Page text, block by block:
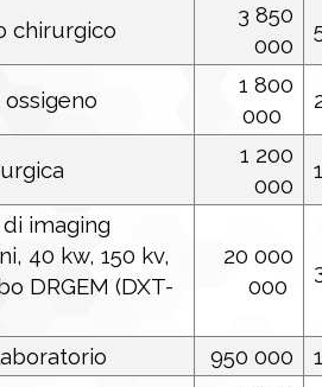
chirurgico
3 850
000
1 800
000
1 200
000
imaging
40 kw, 150 kv,
DRGEM (DXT-
20 000
000
950 000